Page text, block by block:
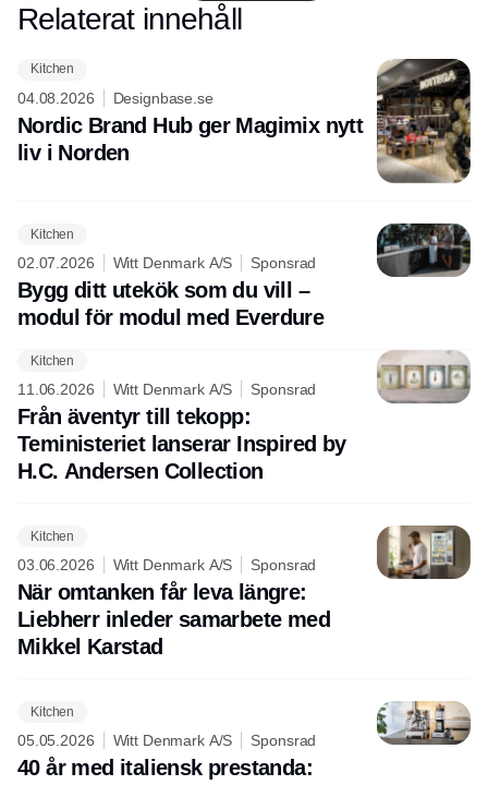
Annons
Relaterat innehåll
Kitchen
04.08.2026 Designbase.se
Nordic Brand Hub ger Magimix nytt
liv i Norden
Kitchen
02.07.2026 Witt Denmark A/S Sponsrad
Bygg ditt utekök som du vill –
modul för modul med Everdure
Kitchen
11.06.2026 Witt Denmark A/S Sponsrad
Från äventyr till tekopp:
Teministeriet lanserar Inspired by
H.C. Andersen Collection
Kitchen
03.06.2026 Witt Denmark A/S Sponsrad
När omtanken får leva längre:
Liebherr inleder samarbete med
Mikkel Karstad
Kitchen
05.05.2026 Witt Denmark A/S Sponsrad
40 år med italiensk prestanda: